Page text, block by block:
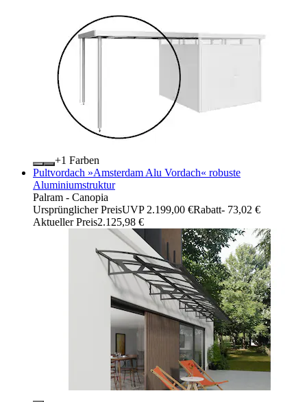
+
Farben
Pultvordach »Amsterdam Alu Vordach« robuste
Aluminiumstruktur
Palram - Canopia
Ursprünglicher PreisUVP 2.199,00 €Rabatt- 73,02 €
Aktueller Preis2.125,98 €